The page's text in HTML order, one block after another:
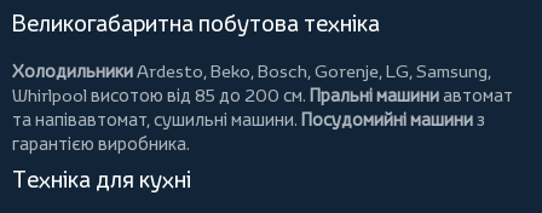
Великогабаритна побутова техніка
ХолодильникиArdesto, Beko, Bosch, Gorenje, LG, Samsung,
Whirlpool висотою від 85 до 200 см. Пральні машиниавтомат
та напівавтомат, сушильні машини. Посудомийні машиниз
гарантією виробника.
Техніка для кухні